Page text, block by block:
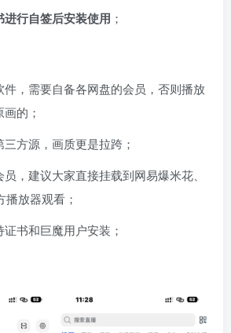
进行自签后安装使用 ；
件，需要自备各网盘的会员，否则播放
的；
方源，画质更是拉跨；
，建议大家直接挂载到网易爆米花、
放器观看；
书和巨魔用户安装；
号登录即表示同意用户协议、 隐私声明